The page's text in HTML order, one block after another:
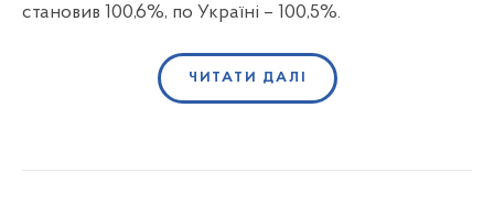
становив 100,6%, по Україні – 100,5%.
ЧИТАТИ ДАЛІ